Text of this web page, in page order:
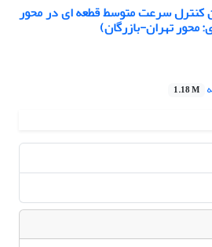
کنترل سرعت متوسط قطعه ای در محور
محور تهران-بازرگان)
1.18 M